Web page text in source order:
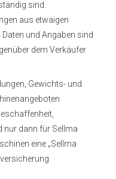
sind.
aus etwaigen
und Angaben sind
dem Verkäufer
Gewichts- und
nur dann für Sellma
eine „Sellma